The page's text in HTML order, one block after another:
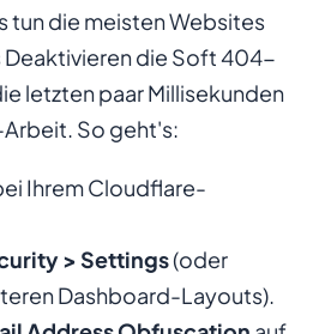
tun die meisten Websites
Deaktivieren die Soft 404-
letzten paar Millisekunden
So geht's:
Ihrem Cloudflare-
> Settings(oder
Dashboard-Layouts).